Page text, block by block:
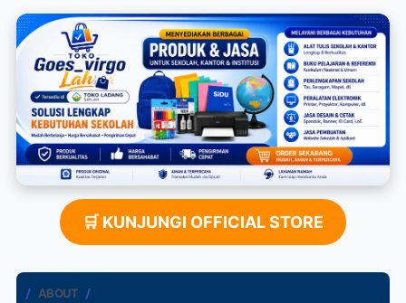
🛒 KUNJUNGI OFFICIAL STORE
ABOUT